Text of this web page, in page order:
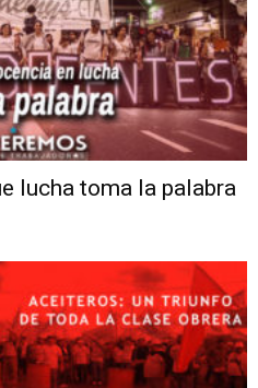
lucha toma la palabra